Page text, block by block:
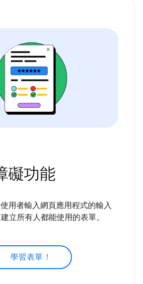
礙功能
用者輸入網頁應用程式的輸入
立所有人都能使用的表單。
學習表單！